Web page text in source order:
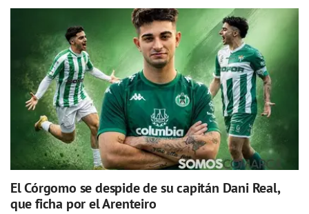
El Córgomo se despide de su capitán Dani Real,
que ficha por el Arenteiro